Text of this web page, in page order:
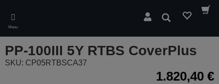
main
content
Menu
Pesquisar
PP-100III 5Y RTBS CoverPlus
SKU: CP05RTBSCA37
1.820,40 €